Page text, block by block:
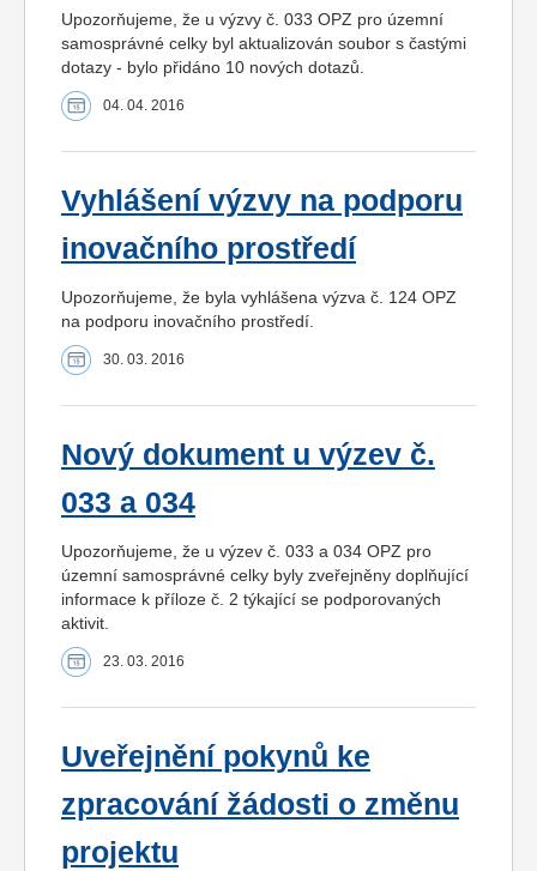
Upozorňujeme, že u výzvy č. 033 OPZ pro územní
samosprávné celky byl aktualizován soubor s častými
dotazy - bylo přidáno 10 nových dotazů.
04. 04. 2016
Vyhlášení výzvy na podporu
inovačního prostředí
Upozorňujeme, že byla vyhlášena výzva č. 124 OPZ
na podporu inovačního prostředí.
30. 03. 2016
Nový dokument u výzev č.
033 a 034
Upozorňujeme, že u výzev č. 033 a 034 OPZ pro
územní samosprávné celky byly zveřejněny doplňující
informace k příloze č. 2 týkající se podporovaných
aktivit.
23. 03. 2016
Uveřejnění pokynů ke
zpracování žádosti o změnu
projektu